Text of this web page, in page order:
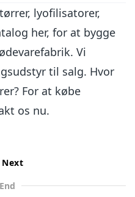
lyofilisatorer,
her, for at bygge
Vi
til salg. Hvor
For at købe
os nu.
Next